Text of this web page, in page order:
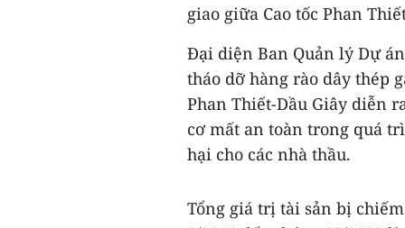
giao giữa Cao tốc Phan
Đại diện Ban Quản lý Dự
tháo dỡ hàng rào dây thép
Phan Thiết-Dầu Giây diễn
cơ mất an toàn trong quá
hại cho các nhà thầu.
Tổng giá trị tài sản bị